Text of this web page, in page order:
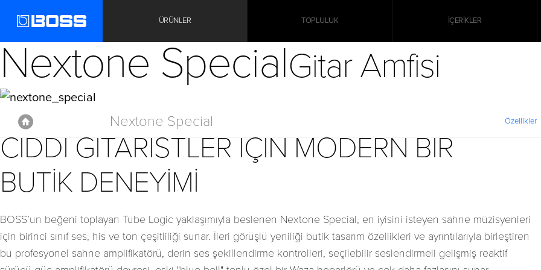
ÜRÜNLER TOPLULUK İÇERIKLER
Nextone SpecialGitar Amfisi
Anasayfa BOSS Amfiler Nextone Nextone Special
Nextone Special Özellikler
CIDDI GITARISTLER IÇIN MODERN BIR
BUTIK DENEYIMI
BOSS’un beğeni toplayan Tube Logic yaklaşımıyla beslenen Nextone Special, en iyisini isteyen sahne müzisyenleri
için birinci sınıf ses, his ve ton çeşitliliği sunar. İleri görüşlü yeniliği butik tasarım özellikleri ve ayrıntılarıyla birleştiren
bu profesyonel sahne amplifikatörü, derin ses şekillendirme kontrolleri, seçilebilir seslendirmeli gelişmiş reaktif